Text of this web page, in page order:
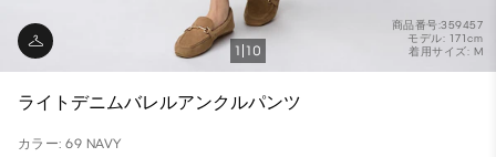
商品番号:359457
モデル: 171cm
着用サイズ: M
1 10
ライトデニムバレルアンクルパンツ
カラー: 69 NAVY